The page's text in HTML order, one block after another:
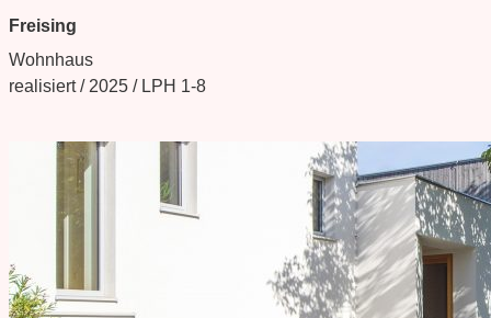
Freising
Wohnhaus
realisiert / 2025 / LPH 1-8